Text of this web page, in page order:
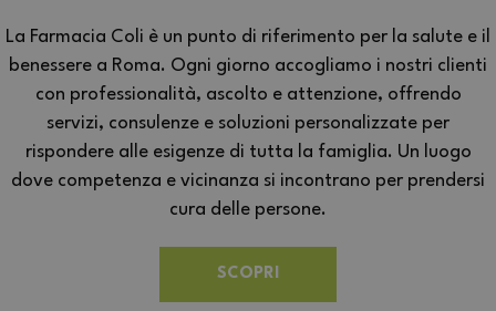
La Farmacia Coli è un punto di riferimento per la salute e il
benessere a Roma. Ogni giorno accogliamo i nostri clienti
con professionalità, ascolto e attenzione, offrendo
servizi, consulenze e soluzioni personalizzate per
rispondere alle esigenze di tutta la famiglia. Un luogo
dove competenza e vicinanza si incontrano per prendersi
cura delle persone.
SCOPRI